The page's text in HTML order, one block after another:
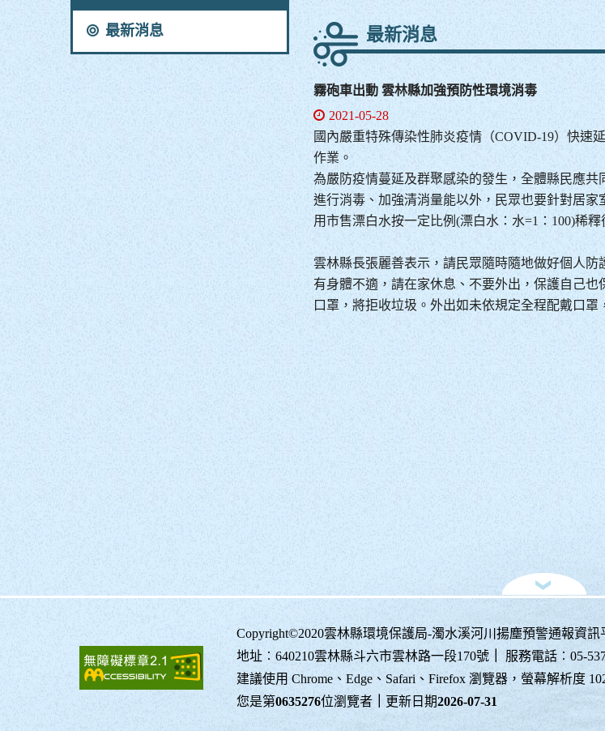
最新消息 最新消息
霧砲車出動 雲林縣加強預防性環境消毒
2021-05-28
國內嚴重特殊傳染性肺炎疫情（COVID-19）快速
作業。
為嚴防疫情蔓延及群聚感染的發生，全體縣民應
進行消毒、加強清消量能以外，民眾也要針對居
用市售漂白水按一定比例(漂白水：水=1：100)稀
雲林縣長張麗善表示，請民眾隨時隨地做好個人
有身體不適，請在家休息、不要外出，保護自己
口罩，將拒收垃圾。外出如未依規定全程配戴口罩
Copyright©2020雲林縣環境保護局-濁水溪河川揚塵預警通報資訊
地址︰640210雲林縣斗六市雲林路一段170號｜
服務電話︰05-
建議使用 Chrome、Edge、Safari、Firefox 瀏覽器，螢幕解析度
您是第0635276位瀏覽者｜ 更新日期2026-07-31